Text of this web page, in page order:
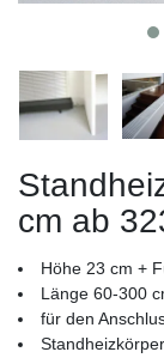
cm ab
Höhe 23 cm +
Länge 60-300
für den